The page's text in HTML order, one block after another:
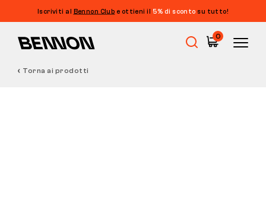
Iscriviti al Bennon Club e ottieni il 5% di sconto su tutto!
0
Torna ai prodotti